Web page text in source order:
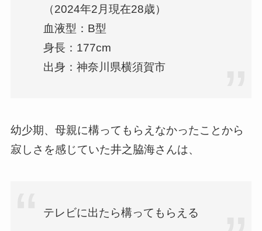
（2024年2月現在28歳）
血液型：B型
身長：177cm
出身：神奈川県横須賀市
幼少期、母親に構ってもらえなかったことから
寂しさを感じていた井之脇海さんは、
テレビに出たら構ってもらえる